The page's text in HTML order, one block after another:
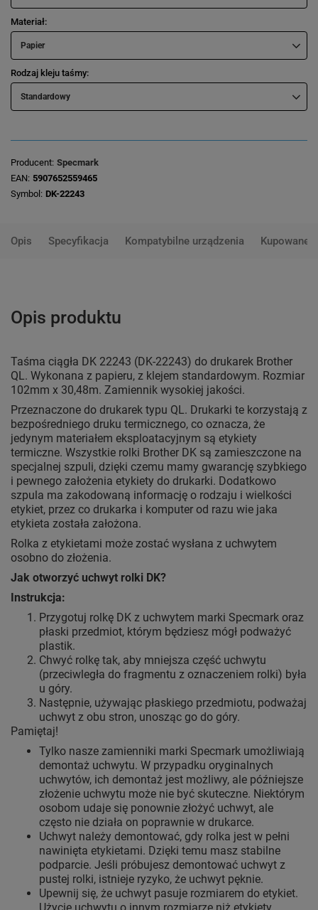
Materiał
Papier
Rodzaj kleju taśmy
Standardowy
Producent Specmark
EAN 5907652559465
Symbol DK-22243
Opis Specyfikacja Kompatybilne urządzenia Kupowane
Opis produktu
Taśma ciągła DK 22243 (DK-22243) do drukarek Brother
QL. Wykonana z papieru, z klejem standardowym. Rozmiar
102mm x 30,48m. Zamiennik wysokiej jakości.
Przeznaczone do drukarek typu QL. Drukarki te korzystają z
bezpośredniego druku termicznego, co oznacza, że
jedynym materiałem eksploatacyjnym są etykiety
termiczne. Wszystkie rolki Brother DK są zamieszczone na
specjalnej szpuli, dzięki czemu mamy gwarancję szybkiego
i pewnego założenia etykiety do drukarki. Dodatkowo
szpula ma zakodowaną informację o rodzaju i wielkości
etykiet, przez co drukarka i komputer od razu wie jaka
etykieta została założona.
Rolka z etykietami może zostać wysłana z uchwytem
osobno do złożenia.
Jak otworzyć uchwyt rolki DK?
Instrukcja:
Przygotuj rolkę DK z uchwytem marki Specmark oraz
płaski przedmiot, którym będziesz mógł podważyć
plastik.
Chwyć rolkę tak, aby mniejsza część uchwytu
(przeciwległa do fragmentu z oznaczeniem rolki) była
u góry.
Następnie, używając płaskiego przedmiotu, podważaj
uchwyt z obu stron, unosząc go do góry.
Pamiętaj!
Tylko nasze zamienniki marki Specmark umożliwiają
demontaż uchwytu. W przypadku oryginalnych
uchwytów, ich demontaż jest możliwy, ale późniejsze
złożenie uchwytu może nie być skuteczne. Niektórym
osobom udaje się ponownie złożyć uchwyt, ale
często nie działa on poprawnie w drukarce.
Uchwyt należy demontować, gdy rolka jest w pełni
nawinięta etykietami. Dzięki temu masz stabilne
podparcie. Jeśli próbujesz demontować uchwyt z
pustej rolki, istnieje ryzyko, że uchwyt pęknie.
Upewnij się, że uchwyt pasuje rozmiarem do etykiet.
Użycie uchwytu o innym rozmiarze niż etykiety